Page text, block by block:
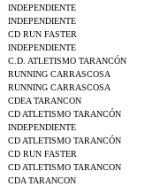
INDEPENDIENTE
INDEPENDIENTE
CD RUN FASTER
INDEPENDIENTE
C.D. ATLETISMO TARANCÓN
RUNNING CARRASCOSA
RUNNING CARRASCOSA
CDEA TARANCON
CD ATLETISMO TARANCÓN
INDEPENDIENTE
CD ATLETISMO TARANCÓN
CD RUN FASTER
CD ATLETISMO TARANCON
CDA TARANCON